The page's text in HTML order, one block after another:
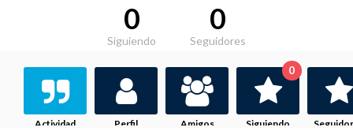
0
Siguiendo
0
Seguidores
Actividad Perfil Amigos Siguiendo
0